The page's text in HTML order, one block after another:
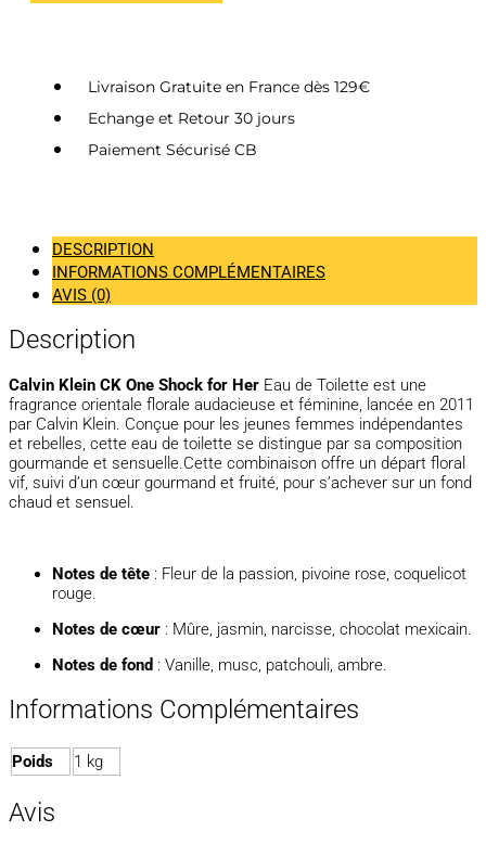
Livraison Gratuite en France dès 129€
Echange et Retour 30 jours
Paiement Sécurisé CB
DESCRIPTION
INFORMATIONS COMPLÉMENTAIRES
AVIS (0)
Description
Calvin Klein CK One Shock for Her Eau de Toilette est une
fragrance orientale florale audacieuse et féminine, lancée en 2011
par Calvin Klein. Conçue pour les jeunes femmes indépendantes
et rebelles, cette eau de toilette se distingue par sa composition
gourmande et sensuelle.Cette combinaison offre un départ floral
vif, suivi d’un cœur gourmand et fruité, pour s’achever sur un fond
chaud et sensuel.
Notes de tête : Fleur de la passion, pivoine rose, coquelicot
rouge.
Notes de cœur : Mûre, jasmin, narcisse, chocolat mexicain.
Notes de fond : Vanille, musc, patchouli, ambre.
Informations Complémentaires
Poids 1 kg
Avis